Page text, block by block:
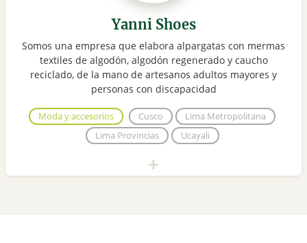
Yanni Shoes
Somos una empresa que elabora alpargatas con mermas
textiles de algodón, algodón regenerado y caucho
reciclado, de la mano de artesanos adultos mayores y
personas con discapacidad
Moda y accesorios Cusco
Lima Metropolitana
Lima Provincias
Ucayali